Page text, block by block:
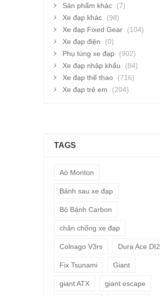
Sản phẩm khác
(7)
Xe đạp khác
(98)
Xe đạp Fixed Gear
(104)
Xe đạp điện
(0)
Phụ tùng xe đạp
(902)
Xe đạp nhập khẩu
(84)
Xe đạp thể thao
(716)
Xe đạp trẻ em
(204)
TAGS
Aó Monton
Bánh sau xe đạp
Bộ Bánh Carbon
chân chống xe đạp
Colnago V3rs Dura Ace DI2
Fix Tsunami Giant
giant ATX giant escape